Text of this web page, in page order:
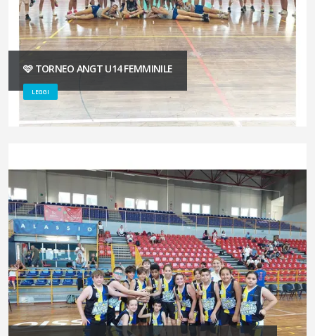
🩷 TORNEO ANGT U14 FEMMINILE
LEGGI